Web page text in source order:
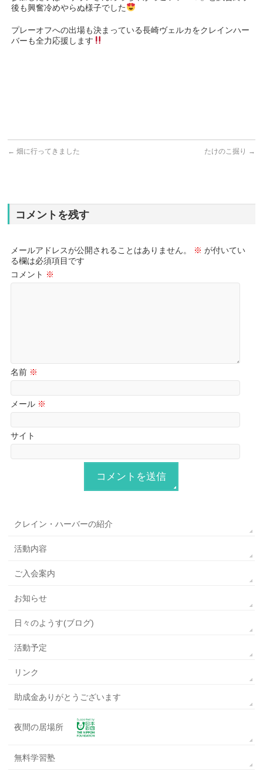
後も興奮冷めやらぬ様子でした
プレーオフへの出場も決まっている長崎ヴェルカをクレインハー
バーも全力応援します
← 畑に行ってきました たけのこ掘り →
コメントを残す
メールアドレスが公開されることはありません。 ※ が付いてい
る欄は必須項目です
コメント ※
名前 ※
メール ※
サイト
クレイン・ハーバーの紹介
活動内容
ご入会案内
お知らせ
日々のようす(ブログ)
活動予定
リンク
助成金ありがとうございます
夜間の居場所
無料学習塾